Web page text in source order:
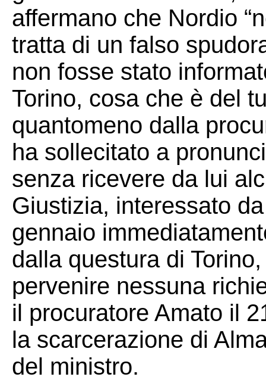
affermano che Nordio
tratta di un falso
non fosse stato
Torino, cosa che è del
quantomeno dalla
ha sollecitato a
senza ricevere da lui
Giustizia, interessato
gennaio
dalla questura di
pervenire nessuna
il procuratore Amato il
la scarcerazione di
del ministro.